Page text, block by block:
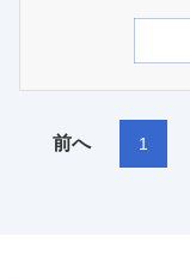
前へ 1